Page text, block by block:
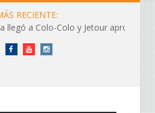
RECIENTE:
Autos y fútbol: Vozinha llegó a Colo-Colo y Jetour aprovechó los flashes
FacebookYouTubeInstagram